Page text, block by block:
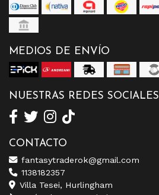
MEDIOS DE ENVÍO
NUESTRAS REDES SOCIALES
CONTACTO
fantasytraderok@gmail.com
1138182357
Villa Tesei, Hurlingham